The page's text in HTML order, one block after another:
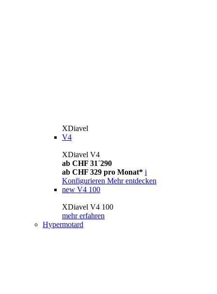
XDiavel
V4
XDiavel V4
ab CHF 31´290
ab CHF 329 pro Monat* i
Konfigurieren Mehr entdecken
new V4 100
XDiavel V4 100
mehr erfahren
Hypermotard